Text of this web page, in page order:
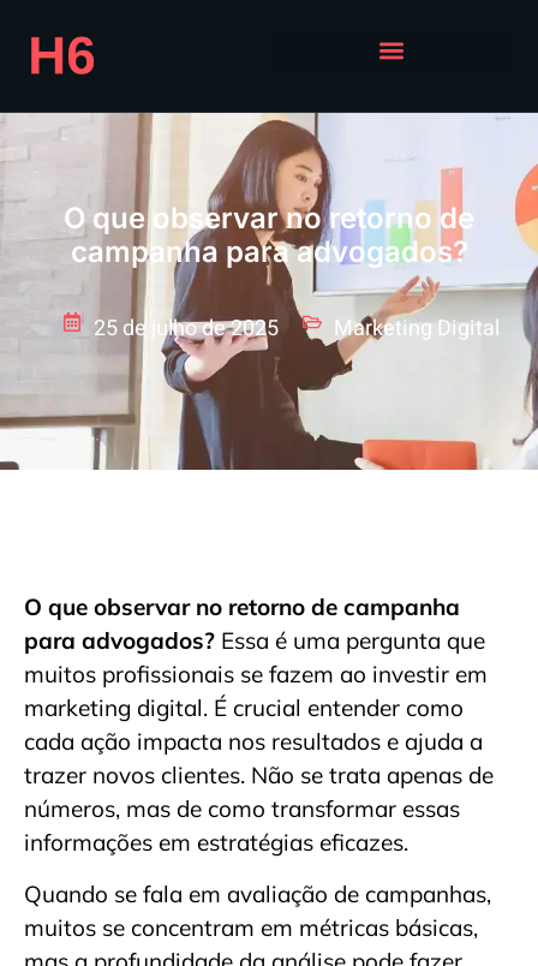
O que observar no retorno de
campanha para advogados?
25 de julho de 2025 Marketing Digital
O que observar no retorno de campanha
para advogados? Essa é uma pergunta que
muitos profissionais se fazem ao investir em
marketing digital. É crucial entender como
cada ação impacta nos resultados e ajuda a
trazer novos clientes. Não se trata apenas de
números, mas de como transformar essas
informações em estratégias eficazes.
Quando se fala em avaliação de campanhas,
muitos se concentram em métricas básicas,